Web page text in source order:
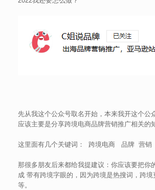
先从我这个公众号取名开始，本来我开这个公
应该主要是分享跨境电商品牌营销推广相关的
这里面有几个关键词： 跨境电商 品牌 营销
那很多朋友后来都给我提建议：你应该要把你
成 带有跨境字眼的，因为跨境是热搜词，跨境
等。